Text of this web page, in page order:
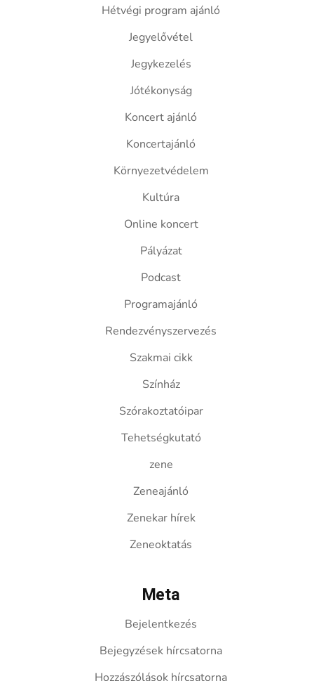
Hétvégi program ajánló
Jegyelővétel
Jegykezelés
Jótékonyság
Koncert ajánló
Koncertajánló
Környezetvédelem
Kultúra
Online koncert
Pályázat
Podcast
Programajánló
Rendezvényszervezés
Szakmai cikk
Színház
Szórakoztatóipar
Tehetségkutató
zene
Zeneajánló
Zenekar hírek
Zeneoktatás
Meta
Bejelentkezés
Bejegyzések hírcsatorna
Hozzászólások hírcsatorna